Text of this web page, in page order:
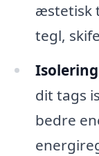
æstetisk
tegl,
dit tags
bedre